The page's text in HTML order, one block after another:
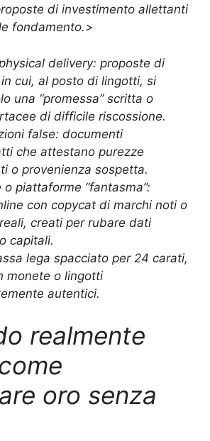
di investimento allettanti
fondamento.>
delivery: proposte di
cui, al posto di lingotti, si
una “promessa” scritta o
di difficile riscossione.
false: documenti
che attestano purezze
o provenienza sospetta.
o piattaforme “fantasma”:
con copycat di marchi noti o
creati per rubare dati
capitali.
lega spacciato per 24 carati,
monete o lingotti
autentici.
realmente
oro senza